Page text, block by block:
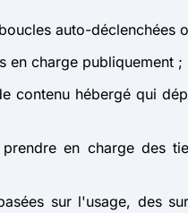
auto-déclenchées
en charge publiquement ;
hébergé qui
en charge des
sur l'usage, des